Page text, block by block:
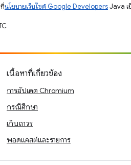
นโยบายเว็บไซต์ Google DevelopersJava เ
เนื้อหาที่เกี่ยวข้อง
การอัปเดต Chromium
กรณีศึกษา
เก็บถาวร
พอดแคสต์และรายการ